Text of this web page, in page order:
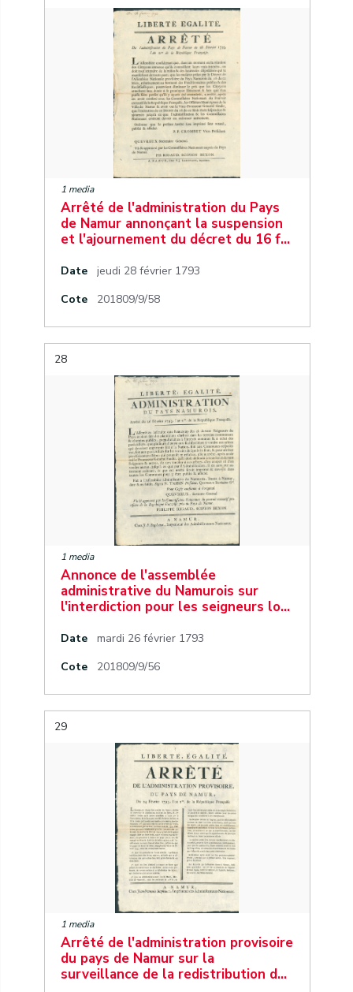
1 media
Arrêté de l'administration du Pays
de Namur annonçant la suspension
et l'ajournement du décret du 16 f…
Date
jeudi 28 février 1793
Cote
201809/9/58
28
1 media
Annonce de l'assemblée
administrative du Namurois sur
l'interdiction pour les seigneurs lo…
Date
mardi 26 février 1793
Cote
201809/9/56
29
1 media
Arrêté de l'administration provisoire
du pays de Namur sur la
surveillance de la redistribution d…